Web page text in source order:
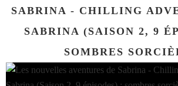
SABRINA - CHILLING
SABRINA (SAISON 2, 9
SOMBRES